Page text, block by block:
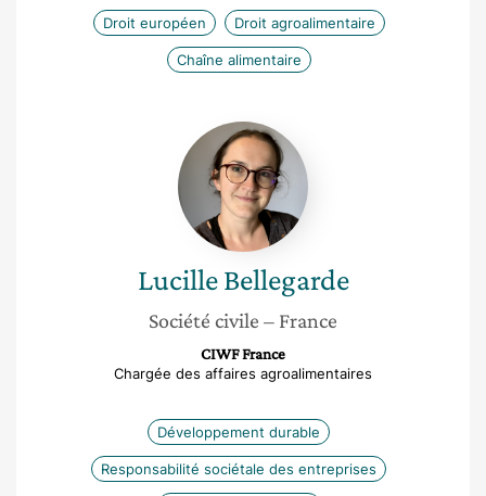
Droit européen Droit agroalimentaire
Chaîne alimentaire
Lucille
Bellegarde
Lucille Bellegarde
Société civile – France
CIWF France
Chargée des affaires agroalimentaires
Développement durable
Responsabilité sociétale des entreprises